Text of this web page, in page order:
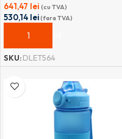
641,47 lei (cu TVA)
530,14 lei(fara TVA)
ADAUGĂ ÎN COȘ
SKU:DLET564